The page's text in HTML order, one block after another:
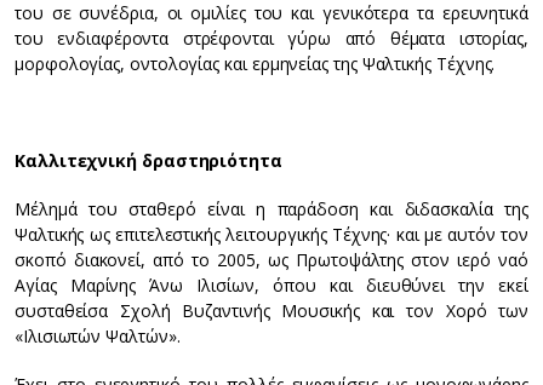
του σε συνέδρια, οι ομιλίες του και γενικότερα τα ερευνητικά
του ενδιαφέροντα στρέφονται γύρω από θέματα ιστορίας,
μορφολογίας, οντολογίας και ερμηνείας της Ψαλτικής Τέχνης.
Καλλιτεχνική δραστηριότητα
Μέλημά του σταθερό είναι η παράδοση και διδασκαλία της
Ψαλτικής ως επιτελεστικής λειτουργικής Τέχνης· και με αυτόν τον
σκοπό διακονεί, από το 2005, ως Πρωτοψάλτης στον ιερό ναό
Αγίας Μαρίνης Άνω Ιλισίων, όπου και διευθύνει την εκεί
συσταθείσα Σχολή Βυζαντινής Μουσικής και τον Χορό των
«Ιλισιωτών Ψαλτών».